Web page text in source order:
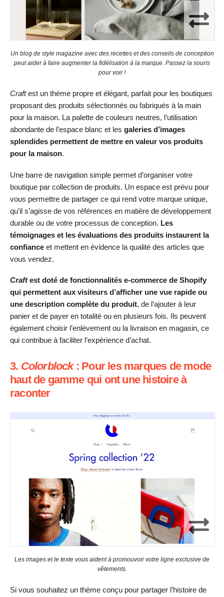
Un blog de style magazine avec des recettes et des conseils de conception
peut aider à faire augmenter la fidélisation à la marque. Passez la souris
pour voir !
Craftest un thème propre et élégant, parfait pour les boutiques
proposant des produits sélectionnés ou fabriqués à la main
pour la maison. La palette de couleurs neutres, l’utilisation
abondante de l’espace blanc et les galeries d’images
splendides permettent de mettre en valeur vos produits
pour la maison.
Une barre de navigation simple permet d’organiser votre
boutique par collection de produits. Un espace est prévu pour
vous permettre de partager ce qui rend votre marque unique,
qu’il s’agisse de vos références en matière de développement
durable ou de votre processus de conception. Les
témoignages et les évaluations des produits instaurent la
confiance et mettent en évidence la qualité des articles que
vous vendez.
Craftest doté de fonctionnalités e-commerce de Shopify
qui permettent aux visiteurs d’afficher une vue rapide ou
une description complète du produit, de l’ajouter à leur
panier et de payer en totalité ou en plusieurs fois. Ils peuvent
également choisir l’enlèvement ou la livraison en magasin, ce
qui contribue à faciliter l’expérience d’achat.
3. Colorblock : Pour les marques de mode
haut de gamme qui ont une histoire à
raconter
Les images et le texte vous aident à promouvoir votre ligne exclusive de
vêtements.
Si vous souhaitez un thème conçu pour partager l’histoire de